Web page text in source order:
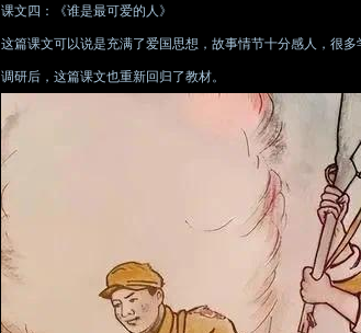
课文四：《谁是最可爱的人》
这篇课文可以说是充满了爱国思想，故事情节十分感人，很
调研后，这篇课文也重新回归了教材。